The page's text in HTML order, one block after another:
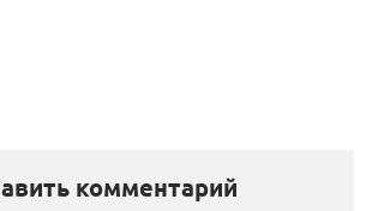
комментарий